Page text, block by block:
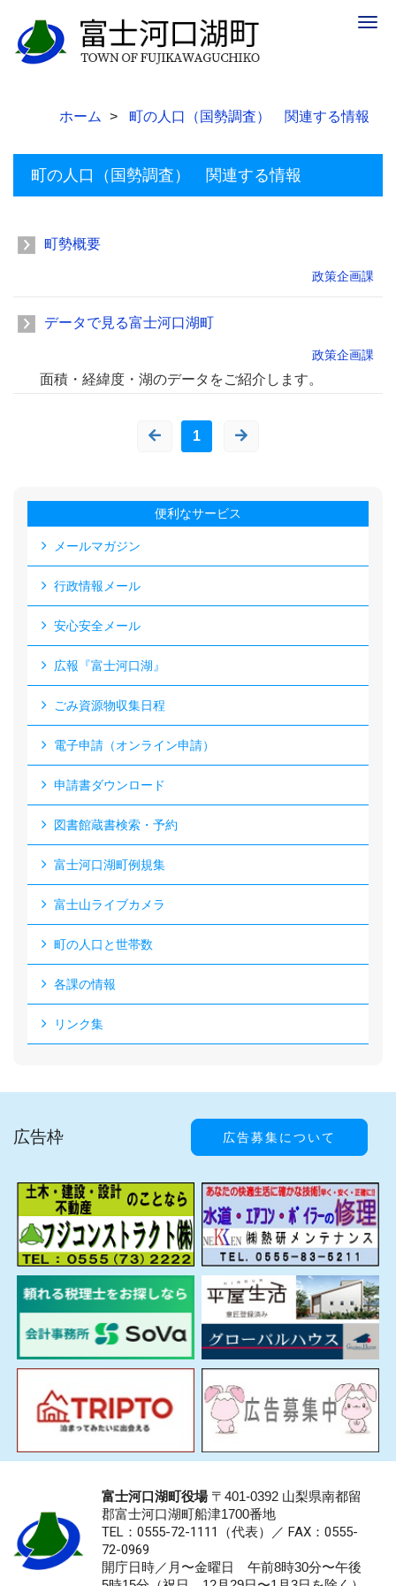
ホーム 町の人口（国勢調査） 関連する情報
町の人口（国勢調査） 関連する情報
町勢概要
政策企画課
データで見る富士河口湖町
政策企画課
面積・経緯度・湖のデータをご紹介します。
1
便利なサービス
メールマガジン
行政情報メール
安心安全メール
広報『富士河口湖』
ごみ資源物収集日程
電子申請（オンライン申請）
申請書ダウンロード
図書館蔵書検索・予約
富士河口湖町例規集
富士山ライブカメラ
町の人口と世帯数
各課の情報
リンク集
広告枠 広告募集について
富士河口湖町役場〒401-0392 山梨県南都留
郡富士河口湖町船津1700番地
TEL：0555-72-1111 （代表）／ FAX：0555-
72-0969
開庁日時／月〜金曜日 午前8時30分〜午後